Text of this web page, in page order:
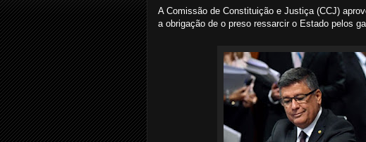
A Comissão de Constituição e Justiça (CCJ)
a obrigação de o preso ressarcir o Estado pelos